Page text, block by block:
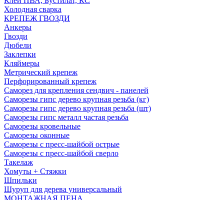
Холодная сварка
КРЕПЕЖ ГВОЗДИ
Анкеры
Гвозди
Дюбели
Заклепки
Кляймеры
Метрический крепеж
Перфорированный крепеж
Саморез для крепления сендвич - панелей
Саморезы гипс дерево крупная резьба (кг)
Саморезы гипс дерево крупная резьба (шт)
Саморезы гипс металл частая резьба
Саморезы кровельные
Саморезы оконные
Саморезы с пресс-шайбой острые
Саморезы с пресс-шайбой сверло
Такелаж
Хомуты + Стяжки
Шпильки
Шуруп для дерева универсальный
МОНТАЖНАЯ ПЕНА